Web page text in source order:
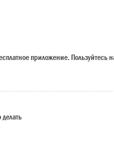
приложение. Пользуйтесь